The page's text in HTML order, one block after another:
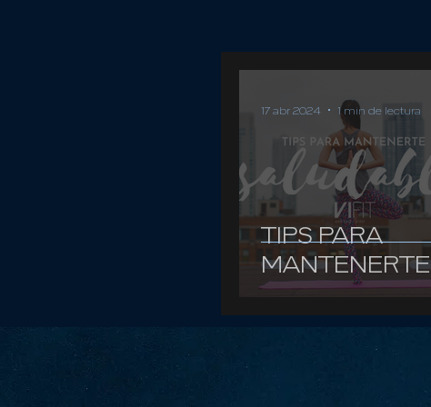
TIPS PARA
MANTENERTE
SALUDABLE
17 abr 2024 1 min de lectura